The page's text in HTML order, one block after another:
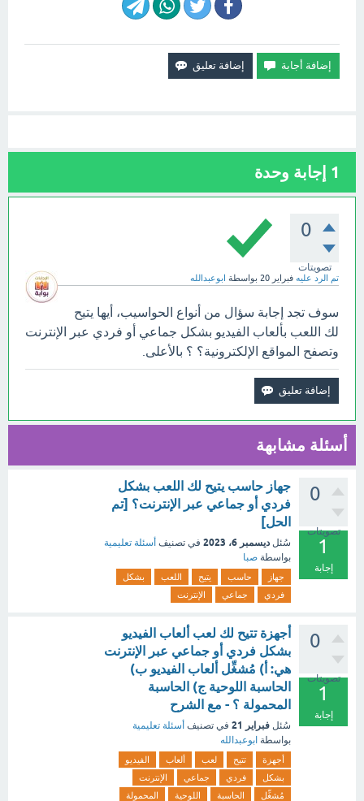
1 إجابة وحدة
0
تصويتات
تم الرد عليه فبراير 20 بواسطة ابوعبدالله
سوف تجد إجابة سؤال من أنواع الحواسيب، أيها يتيح
لك اللعب بألعاب الفيديو بشكل جماعي أو فردي عبر الإنترنت
وتصفح المواقع الإلكترونية؟ ؟ بالأعلى.
أسئلة مشابهة
0
تصويتات
1
إجابة
جهاز حاسب يتيح لك اللعب بشكل
فردي أو جماعي عبر الإنترنت؟ [تم
الحل]
سُئل ديسمبر 6، 2023 في تصنيف أسئلة تعليمية
بواسطة صبا
جهاز حاسب يتيح اللعب
بشكل
فردي
جماعي الإنترنت
0
تصويتات
1
إجابة
أجهزة تتيح لك لعب ألعاب الفيديو
بشكل فردي أو جماعي عبر الإنترنت
هي: أ) مُشغِّل ألعاب الفيديو ب)
الحاسبة اللوحية ج) الحاسبة
المحمولة ؟ - مع الشرح
سُئل فبراير 21 في تصنيف أسئلة تعليمية
بواسطة ابوعبدالله
أجهزة تتيح لعب ألعاب
الفيديو
بشكل
فردي جماعي
الإنترنت
مُشغِّل
الحاسبة اللوحية المحمولة